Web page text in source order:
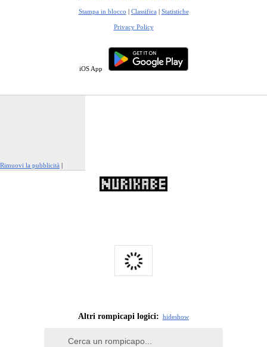
Stampa in blocco | Classifica | Statistiche
Privacy Policy
iOS App
Rimuovi la pubblicità |
Altri rompicapi logici: hideshow